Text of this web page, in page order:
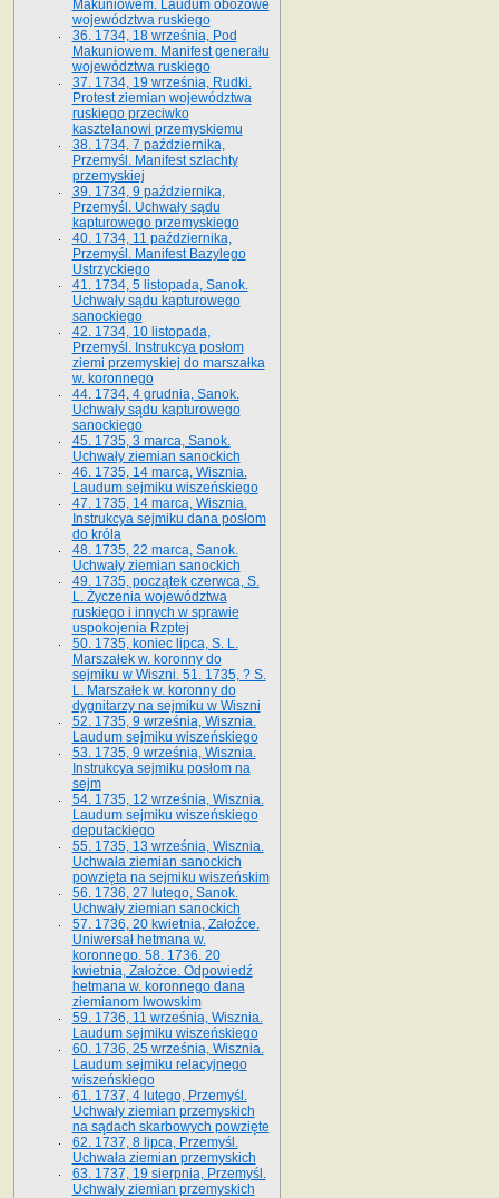
Makuniowem. Laudum obozowe
województwa ruskiego
36. 1734, 18 września, Pod
Makuniowem. Manifest generału
województwa ruskiego
37. 1734, 19 września, Rudki.
Protest ziemian województwa
ruskiego przeciwko
kasztelanowi przemyskiemu
38. 1734, 7 października,
Przemyśl. Manifest szlachty
przemyskiej
39. 1734, 9 października,
Przemyśl. Uchwały sądu
kapturowego przemyskiego
40. 1734, 11 października,
Przemyśl. Manifest Bazylego
Ustrzyckiego
41. 1734, 5 listopada, Sanok.
Uchwały sądu kapturowego
sanockiego
42. 1734, 10 listopada,
Przemyśl. Instrukcya posłom
ziemi przemyskiej do marszałka
w. koronnego
44. 1734, 4 grudnia, Sanok.
Uchwały sądu kapturowego
sanockiego
45. 1735, 3 marca, Sanok.
Uchwały ziemian sanockich
46. 1735, 14 marca, Wisznia.
Laudum sejmiku wiszeńskiego
47. 1735, 14 marca, Wisznia.
Instrukcya sejmiku dana posłom
do króla
48. 1735, 22 marca, Sanok.
Uchwały ziemian sanockich
49. 1735, początek czerwca, S.
L. Życzenia województwa
ruskiego i innych w sprawie
uspokojenia Rzptej
50. 1735, koniec lipca, S. L.
Marszałek w. koronny do
sejmiku w Wiszni. 51. 1735, ? S.
L. Marszałek w. koronny do
dygnitarzy na sejmiku w Wiszni
52. 1735, 9 września, Wisznia.
Laudum sejmiku wiszeńskiego
53. 1735, 9 września, Wisznia.
Instrukcya sejmiku posłom na
sejm
54. 1735, 12 września, Wisznia.
Laudum sejmiku wiszeńskiego
deputackiego
55. 1735, 13 września, Wisznia.
Uchwała ziemian sanockich
powzięta na sejmiku wiszeńskim
56. 1736, 27 lutego, Sanok.
Uchwały ziemian sanockich
57. 1736, 20 kwietnia, Załoźce.
Uniwersał hetmana w.
koronnego. 58. 1736. 20
kwietnia, Załoźce. Odpowiedź
hetmana w. koronnego dana
ziemianom lwowskim
59. 1736, 11 września, Wisznia.
Laudum sejmiku wiszeńskiego
60. 1736, 25 września, Wisznia.
Laudum sejmiku relacyjnego
wiszeńskiego
61. 1737, 4 lutego, Przemyśl.
Uchwały ziemian przemyskich
na sądach skarbowych powzięte
62. 1737, 8 lipca, Przemyśl.
Uchwała ziemian przemyskich
63. 1737, 19 sierpnia, Przemyśl.
Uchwały ziemian przemyskich